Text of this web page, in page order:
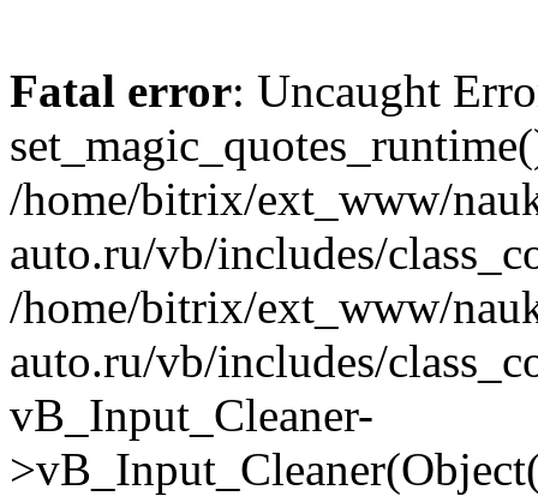
Fatal error: Uncaught
/home/bitrix/ext_www/
auto.ru/vb/includes/
/home/bitrix/ext_www/
auto.ru/vb/includes/
vB_Input_Cleaner-